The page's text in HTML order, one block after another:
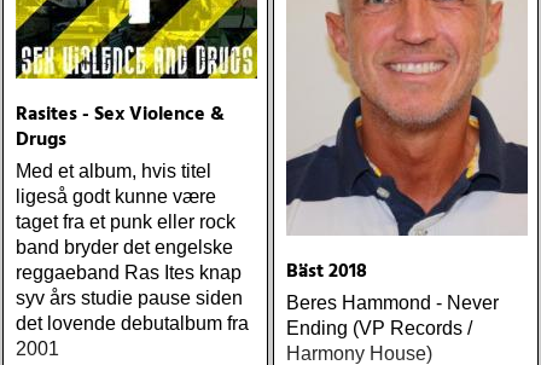
Rasites - Sex Violence &
Drugs
Med et album, hvis titel
ligeså godt kunne være
taget fra et punk eller rock
band bryder det engelske
reggaeband Ras Ites knap
syv års studie pause siden
det lovende debutalbum fra
2001
Bäst 2018
Beres Hammond - Never
Ending (VP Records /
Harmony House)